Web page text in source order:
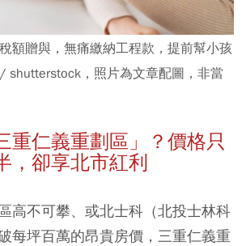
額贈與，無痛繳納工程款，提前幫小孩
shutterstock，照片為文章配圖，非當
重仁義重劃區」？價格只
，卻享北市紅利
高不可攀、或北士科（北投士林科
每坪百萬的昂貴房價，三重仁義重